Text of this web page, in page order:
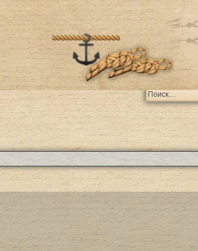
Путешествия и наблюдения в природе